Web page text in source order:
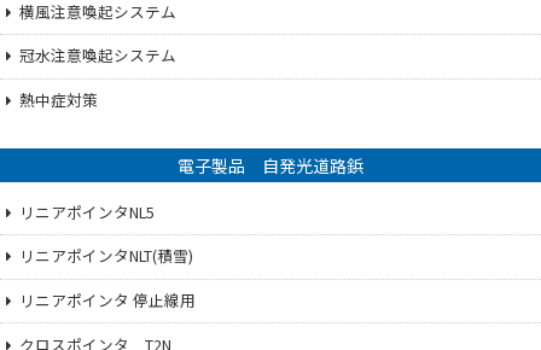
横風注意喚起システム
冠水注意喚起システム
熱中症対策
電子製品 自発光道路鋲
リニアポインタNL5
リニアポインタNLT(積雪)
リニアポインタ 停止線用
クロスポインタ T2N